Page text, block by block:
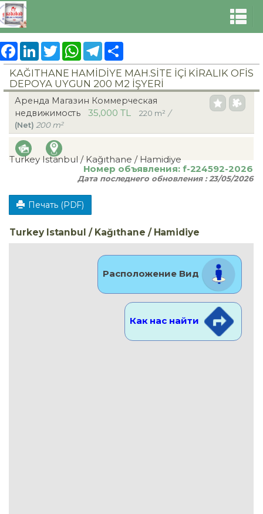
FacebookLinkedInTwitter WhatsAppTelegram
KAĞITHANE HAMİDİYE MAH.SİTE İÇİ KİRALIK OFİS
DEPOYA UYGUN 200 M2 İŞYERİ
Аренда Магазин Коммерческая
недвижимость
35,000 TL 220 m² /
(Net) 200 m²
Turkey Istanbul / Kağıthane / Hamidiye
Номер объявления: f-224592-2026
Дата последнего обновления :23/05/2026
Печать (PDF)
Turkey Istanbul / Kağıthane / Hamidiye
Расположение Вид
Как нас найти